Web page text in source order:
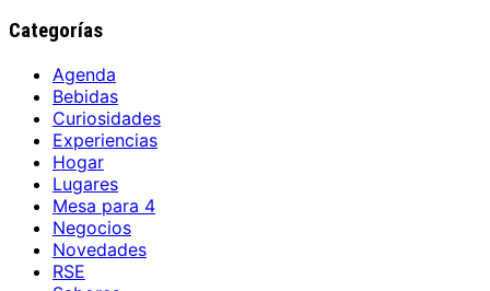
Categorías
Agenda
Bebidas
Curiosidades
Experiencias
Hogar
Lugares
Mesa para 4
Negocios
Novedades
RSE